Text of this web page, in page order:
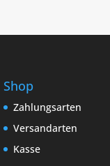
Shop
Zahlungsarten
Versandarten
Kasse